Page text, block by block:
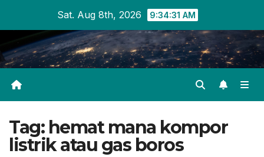
content
Sat. Aug 8th, 2026 9:34:31 AM
Tag: hemat mana kompor
listrik atau gas boros